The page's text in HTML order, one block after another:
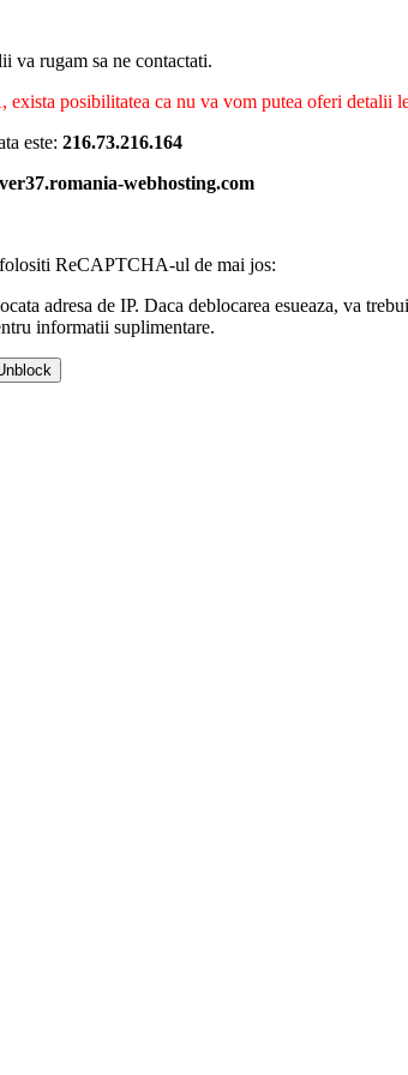
va rugam sa ne contactati.
posibilitatea ca nu va vom putea oferi detalii
este: 216.73.216.164
webhosting.com
ReCAPTCHA-ul de mai jos:
adresa de IP. Daca deblocarea esueaza, va
informatii suplimentare.